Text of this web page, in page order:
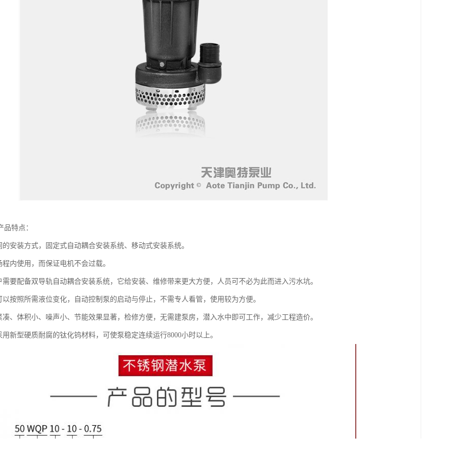
品特点：
的安装方式，固定式自动耦合安装系统、移动式安装系统。
内使用，而保证电机不会过载。
需要配备双导轨自动耦合安装系统，它给安装、维修带来更大方便，人员可不必为此而进入污水坑。
以按照所需液位变化，自动控制泵的启动与停止，不需专人看管，使用较为方便。
凑、体积小、噪声小、节能效果显著，检修方便，无需建泵房，潜入水中即可工作，减少工程造价。
新型硬质耐腐的钛化钨材料，可使泵稳定连续运行8000小时以上。